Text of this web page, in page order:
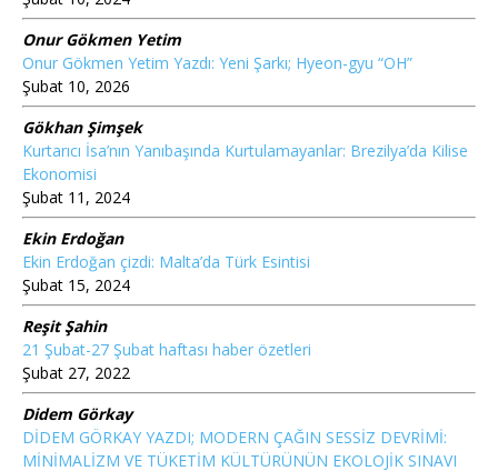
Onur Gökmen Yetim
Onur Gökmen Yetim Yazdı: Yeni Şarkı; Hyeon-gyu “OH”
Şubat 10, 2026
Gökhan Şimşek
Kurtarıcı İsa’nın Yanıbaşında Kurtulamayanlar: Brezilya’da Kilise
Ekonomisi
Şubat 11, 2024
Ekin Erdoğan
Ekin Erdoğan çizdi: Malta’da Türk Esintisi
Şubat 15, 2024
Reşit Şahin
21 Şubat-27 Şubat haftası haber özetleri
Şubat 27, 2022
Didem Görkay
DİDEM GÖRKAY YAZDI; MODERN ÇAĞIN SESSİZ DEVRİMİ:
MİNİMALİZM VE TÜKETİM KÜLTÜRÜNÜN EKOLOJİK SINAVI